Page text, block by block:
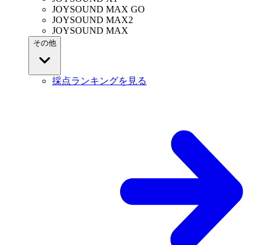
JOYSOUND MAX GO
JOYSOUND MAX2
JOYSOUND MAX
その他
採点ランキングを見る